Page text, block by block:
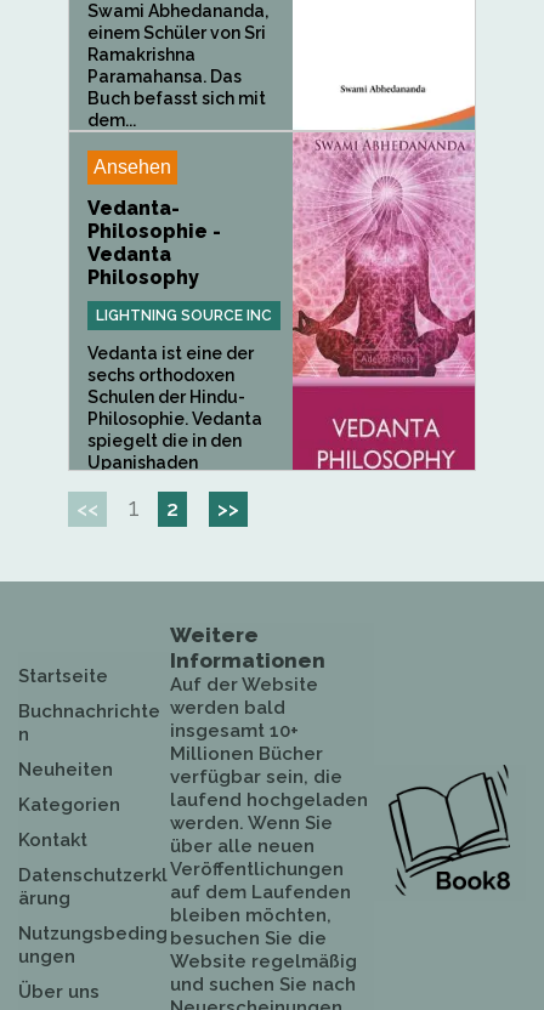
Swami Abhedananda,
einem Schüler von Sri
Ramakrishna
Paramahansa. Das
Buch befasst sich mit
dem...
Ansehen
Vedanta-
Philosophie -
Vedanta
Philosophy
LIGHTNING SOURCE INC
Vedanta ist eine der
sechs orthodoxen
Schulen der Hindu-
Philosophie. Vedanta
spiegelt die in den
Upanishaden
<< 1 2 >>
Startseite
Buchnachrichte
n
Neuheiten
Kategorien
Kontakt
Datenschutzerkl
ärung
Nutzungsbeding
ungen
Über uns
Weitere
Informationen
Auf der Website
werden bald
insgesamt 10+
Millionen Bücher
verfügbar sein, die
laufend hochgeladen
werden. Wenn Sie
über alle neuen
Veröffentlichungen
auf dem Laufenden
bleiben möchten,
besuchen Sie die
Website regelmäßig
und suchen Sie nach